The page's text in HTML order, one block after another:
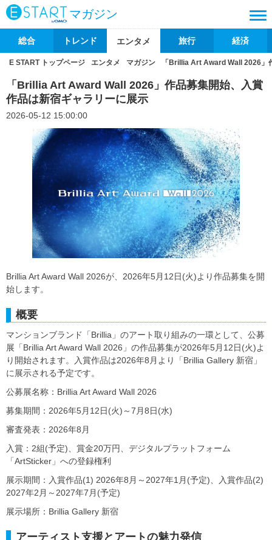
マガジン
総合 トレンド エンタメ 旅行 経済
E START トップページ エンタメ マガジン 「Brillia Art Award Wall 2026」
「Brillia Art Award Wall 2026」作品募集開始、入賞
作品は新宿ギャラリーに展示
2026-05-12 15:00:00
Brillia Art Award Wall 2026が、2026年5月12日(火)より作品募集を開
始します。
概要
マンションブランド「Brillia」のアート取り組みの一環として、公募
展「Brillia Art Award Wall 2026」の作品募集が2026年5月12日(火)よ
り開始されます。入賞作品は2026年8月より「Brillia Gallery 新宿」
に展示される予定です。
公募展名称：Brillia Art Award Wall 2026
募集期間：2026年5月12日(火)～7月8日(水)
審査発表：2026年8月
入賞：2組(予定)、賞金20万円、デジタルプラットフォーム
「ArtSticker」への登録権利
展示期間：入賞作品(1) 2026年8月～2027年1月(予定)、入賞作品(2)
2027年2月～2027年7月(予定)
展示場所：Brillia Gallery 新宿
アーティスト支援とアートの魅力発信